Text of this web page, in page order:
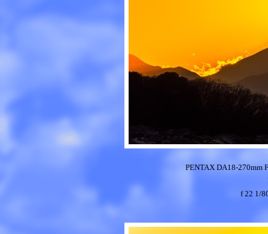
PENTAX DA18-270mm
f 22 1/